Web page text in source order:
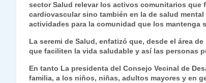
sector Salud relevar los activos comunitarios
cardiovascular sino también en la de salud
actividades para la comunidad que los mantenga
La seremi de Salud, enfatizó que, desde el área
que faciliten la vida saludable y así las personas
En tanto La presidenta del Consejo Vecinal de
familia, a los niños, niñas, adultos mayores y en